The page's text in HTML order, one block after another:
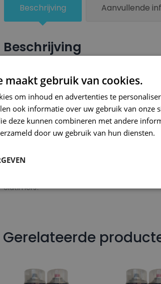
Beschrijving Aanvullende
Beschrijving
Een groter beschadigd oppervlak van je
combinatie met blanke lak van Small
oppervlak te spuiten zodat de kleurlak beter
Bij SRS bent u aan het juiste adres
gigantisch assortiment met oneindig veel
of kleurnaam gemaakt en is afgevuld met
garanderen wij dat u altijd de gewenste
onze A-kwaliteit spuitbussen kunt u bij
oldtimers!
Gerelateerde
maakt gebruik van cookies.
om inhoud en advertenties te
ook informatie over uw gebruik van onze
deze kunnen combineren met andere
door uw gebruik van hun diensten.